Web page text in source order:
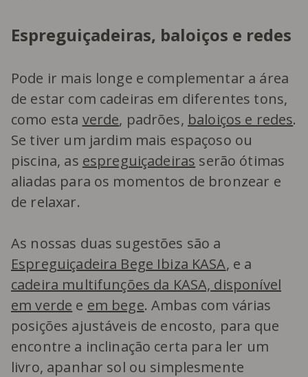
Espreguiçadeiras, baloiços e redes
Pode ir mais longe e complementar a área
de estar com cadeiras em diferentes tons,
como esta verde, padrões, baloiços e redes.
Se tiver um jardim mais espaçoso ou
piscina, as espreguiçadeiras serão ótimas
aliadas para os momentos de bronzear e
de relaxar.
As nossas duas sugestões são a
Espreguiçadeira Bege Ibiza KASA, e a
cadeira multifunções da KASA, disponível
em verde e em bege. Ambas com várias
posições ajustáveis de encosto, para que
encontre a inclinação certa para ler um
livro, apanhar sol ou simplesmente